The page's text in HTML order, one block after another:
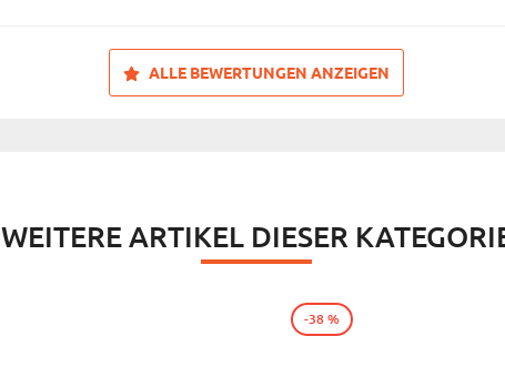
ALLE BEWERTUNGEN ANZEIGEN
WEITERE ARTIKEL DIESER
-38 %